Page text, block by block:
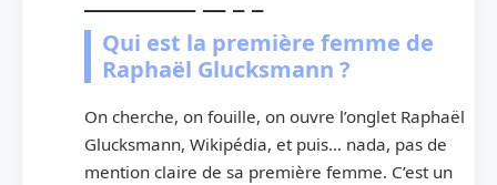
Qui est la première femme de
Raphaël Glucksmann ?
On cherche, on fouille, on ouvre l’onglet Raphaël
Glucksmann, Wikipédia, et puis… nada, pas de
mention claire de sa première femme. C’est un